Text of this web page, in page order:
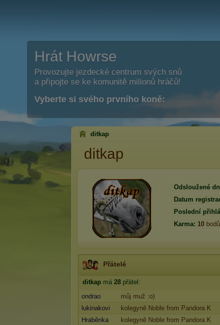
Hrát Howrse
Provozujte jezdecké centrum svých snů
a připojte se ke komunitě milionů hráčů!
Vyberte si svého prvního koně:
ditkap
ditkap
Odsloužené
Datum
Poslední
Karma: 10 bodů
Přátelé
ditkap má 28 přátel:
ondrao
můj muž :o)
lukinakovi
kolegyně Noble from Pandora K
Hraběnka
kolegyně Noble from Pandora K